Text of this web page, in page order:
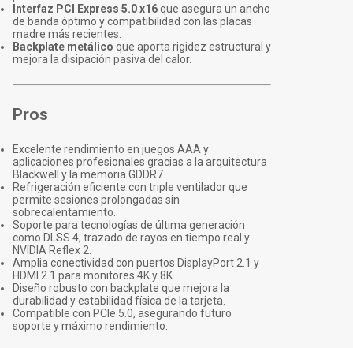
Interfaz PCI Express 5.0 x16que asegura un ancho
de banda óptimo y compatibilidad con las placas
madre más recientes.
Backplate metálico que aporta rigidez estructural y
mejora la disipación pasiva del calor.
Pros
Excelente rendimiento en juegos AAA y
aplicaciones profesionales gracias a la arquitectura
Blackwell y la memoria GDDR7.
Refrigeración eficiente con triple ventilador que
permite sesiones prolongadas sin
sobrecalentamiento.
Soporte para tecnologías de última generación
como DLSS 4, trazado de rayos en tiempo real y
NVIDIA Reflex 2.
Amplia conectividad con puertos DisplayPort 2.1 y
HDMI 2.1 para monitores 4K y 8K.
Diseño robusto con backplate que mejora la
durabilidad y estabilidad física de la tarjeta.
Compatible con PCIe 5.0, asegurando futuro
soporte y máximo rendimiento.